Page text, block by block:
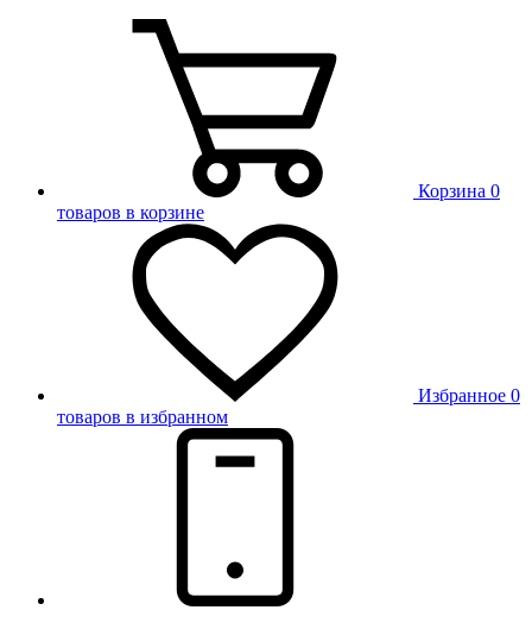
Корзина 0
товаров в корзине
Избранное 0
товаров в избранном